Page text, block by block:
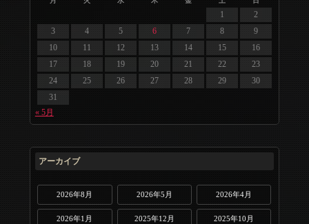
1
2
3
4 5 6 7 8
9
10
11 12 13 14 15
16
17
18 19 20 21 22
23
24
25 26 27 28 29
30
31
« 5月
アーカイブ
2026年8月 2026年5月 2026年4月
2026年1月 2025年12月 2025年10月